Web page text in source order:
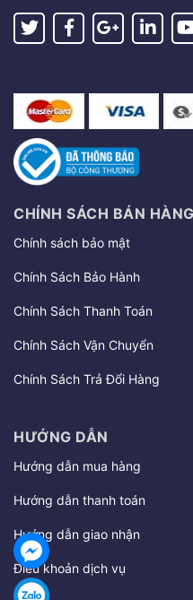
CHÍNH SÁCH BÁN HÀNG
Chính sách bảo mật
Chính Sách Bảo Hành
Chính Sách Thanh Toán
Chính Sách Vận Chuyển
Chính Sách Trả Đổi Hàng
HƯỚNG DẪN
Hướng dẫn mua hàng
Hướng dẫn thanh toán
Hướng dẫn giao nhận
Điều khoản dịch vụ